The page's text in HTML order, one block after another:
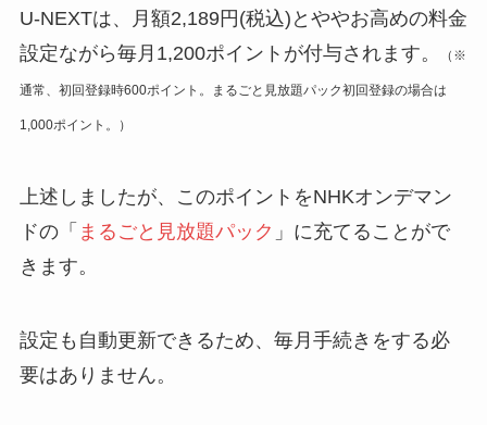
U-NEXTは、月額2,189円(税込)とややお高めの料金
設定ながら毎月1,200ポイントが付与されます。 （※
通常、初回登録時600ポイント。まるごと見放題パック初回登録の場合は
1,000ポイント。）
上述しましたが、このポイントをNHKオンデマン
ドの「 まるごと見放題パック 」に充てることがで
きます。
設定も自動更新できるため、毎月手続きをする必
要はありません。